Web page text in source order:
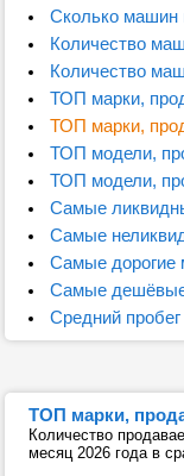
Сколько машин
Количество
Количество
ТОП марки,
ТОП марки,
ТОП модели,
ТОП модели,
Самые
Самые
Самые
Самые
Средний пробег
ТОП марки,
Количество
месяц 2026 года в